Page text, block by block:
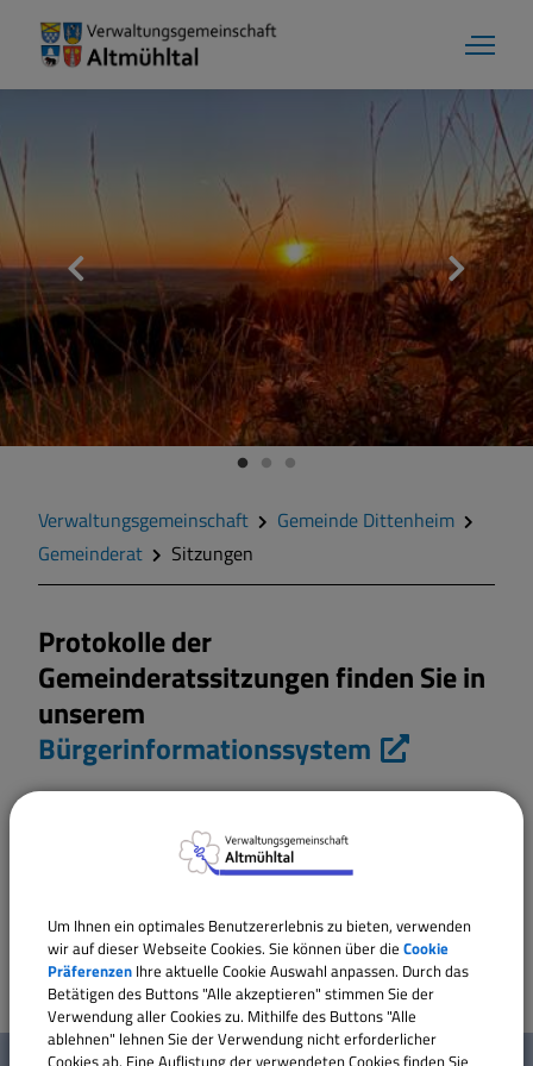
Gemeinde Dittenheim
Grußwort
Kontakt
Zahlen und Daten
Geschichte
Gemeinderat
Gemeindeteile
Mitteilungsblatt
Bildung und Soziales
Vereine und Gruppen
Verwaltungsgemeinschaft
Gemeinde Dittenheim
Gemeinderat
Sitzungen
Protokolle der
Gemeinderatssitzungen finden Sie in
unserem
Bürgerinformationssystem
durch den Gemeinderat veröffentlicht!)
geplante Sitzungstermine:
Um Ihnen ein optimales Benutzererlebnis zu bieten, verwenden
wir auf dieser Webseite Cookies. Sie können über die Cookie
Präferenzen Ihre aktuelle Cookie Auswahl anpassen. Durch das
Betätigen des Buttons "Alle akzeptieren" stimmen Sie der
Verwendung aller Cookies zu. Mithilfe des Buttons "Alle
ablehnen" lehnen Sie der Verwendung nicht erforderlicher
Cookies ab. Eine Auflistung der verwendeten Cookies finden Sie